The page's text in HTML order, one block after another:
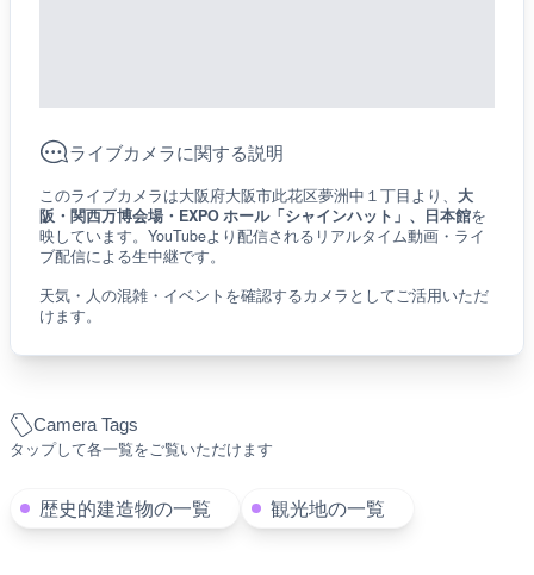
Camera Tags
タップして各一覧をご覧いただけます
歴史的建造物の一覧 観光地の一覧
ライブカメラに関する説明
このライブカメラは大阪府大阪市此花区夢洲中１丁目より、 大
阪・関西万博会場・EXPO ホール「シャインハット」、日本館を
映しています。YouTubeより配信されるリアルタイム動画・ライ
ブ配信による生中継です。
天気・人の混雑・イベントを確認するカメラとしてご活用いただ
けます。